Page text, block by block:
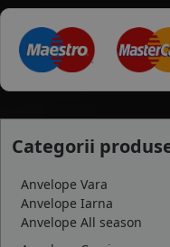
Categorii
Anvelope Vara
Anvelope Iarna
Anvelope All season